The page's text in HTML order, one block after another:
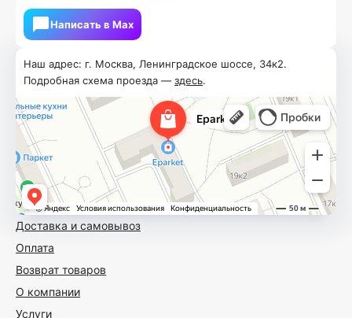
Доставка и самовывоз
Оплата
Возврат товаров
О компании
Услуги
Наш адрес: г. Москва, Ленинградское шоссе, 34к2.
Подробная схема проезда — здесь.
Написать в Мах